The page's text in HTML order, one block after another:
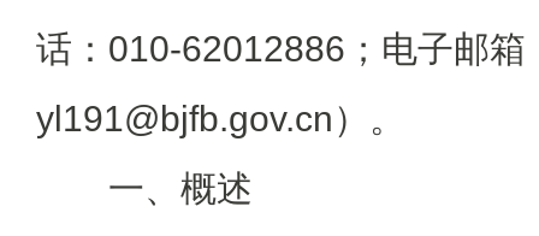
话：010-62012886；电子邮箱
yl191@bjfb.gov.cn）。
一、概述